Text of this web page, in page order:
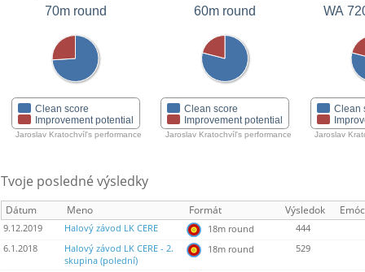
70m round
Clean score
Improvement potential
Jaroslav Kratochvíl's performance
60m round
Clean score
Improvement potential
Jaroslav Kratochvíl's performance
WA
Clean
Jaroslav
Tvoje posledné výsledky
Dátum Meno Formát Výsledok
9.12.2019 Halový závod LK CERE 18m round
444
6.1.2018
Halový závod LK CERE - 2.
skupina (polední)
18m round 529